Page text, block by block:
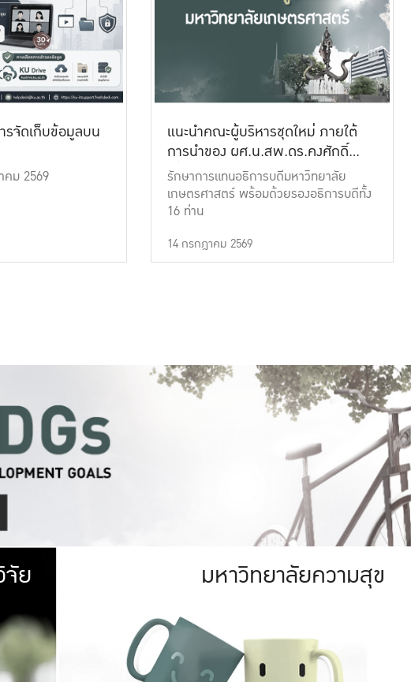
รจัดเก็บข้อมูลบน
ม 2569
แนะนำคณะผู้บริหารชุดใหม่ ภายใต้
การนำของ ผศ.น.สพ.ดร.คงศักดิ์
เที่ยงธรรม
รักษาการแทนอธิการบดีมหาวิทยาลัย
เกษตรศาสตร์ พร้อมด้วยรองอธิการบดีทั้ง
16 ท่าน
14 กรกฎาคม 2569
าลัย
ที่เขียวสดใส หนาแน่น
อง (URBAN FOREST)
AGRICULTURE)
ได้ประมาณ 1,400 ไร่
ย มหาวิทยาลัย
มหาวิทยาลัยความสุข